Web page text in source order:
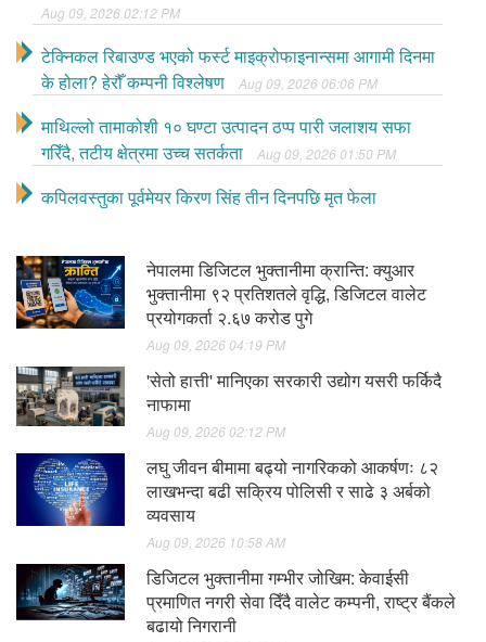
Aug 09, 2026 02:12 PM
टेक्निकल रिबाउण्ड भएको फर्स्ट माइक्रोफाइनान्समा आगामी दिनमा
के होला? हेरौँ कम्पनी विश्लेषण
Aug 09, 2026 06:06 PM
माथिल्लो तामाकोशी १० घण्टा उत्पादन ठप्प पारी जलाशय सफा
गरिँदै, तटीय क्षेत्रमा उच्च सतर्कता
Aug 09, 2026 01:50 PM
कपिलवस्तुका पूर्वमेयर किरण सिंह तीन दिनपछि मृत फेला
ग्यासमा कालोबजारी गर्ने कारवाहीमा, डिपो डिपोमा खटिए सादा
पोसाकका प्रहरी
Aug 09, 2026 11:29 AM
सुनचाँदीको मूल्यमा भारि वृद्धि Aug 09, 2026 11:27 AM
वित्तीय खर्च घट्दा मकर जितमाया सुरी हाइड्रोपावरको खुद नाफा
बढ्यो
Aug 09, 2026 08:45 AM
देशका केही स्थानमा भारी वर्षाको सम्भावना
Aug 09, 2026 06:49 AM
नेपालमा डिजिटल भुक्तानीमा क्रान्ति: क्युआर
भुक्तानीमा ९२ प्रतिशतले वृद्धि, डिजिटल वालेट
प्रयोगकर्ता २.६७ करोड पुगे
Aug 09, 2026 04:19 PM
'सेतो हात्ती' मानिएका सरकारी उद्योग यसरी फर्किदै
नाफामा
Aug 09, 2026 02:12 PM
लघु जीवन बीमामा बढ्यो नागरिकको आकर्षणः ८२
लाखभन्दा बढी सक्रिय पोलिसी र साढे ३ अर्बको
व्यवसाय
Aug 09, 2026 10:58 AM
डिजिटल भुक्तानीमा गम्भीर जोखिम: केवाईसी
प्रमाणित नगरी सेवा दिँदै वालेट कम्पनी, राष्ट्र बैंकले
बढायो निगरानी